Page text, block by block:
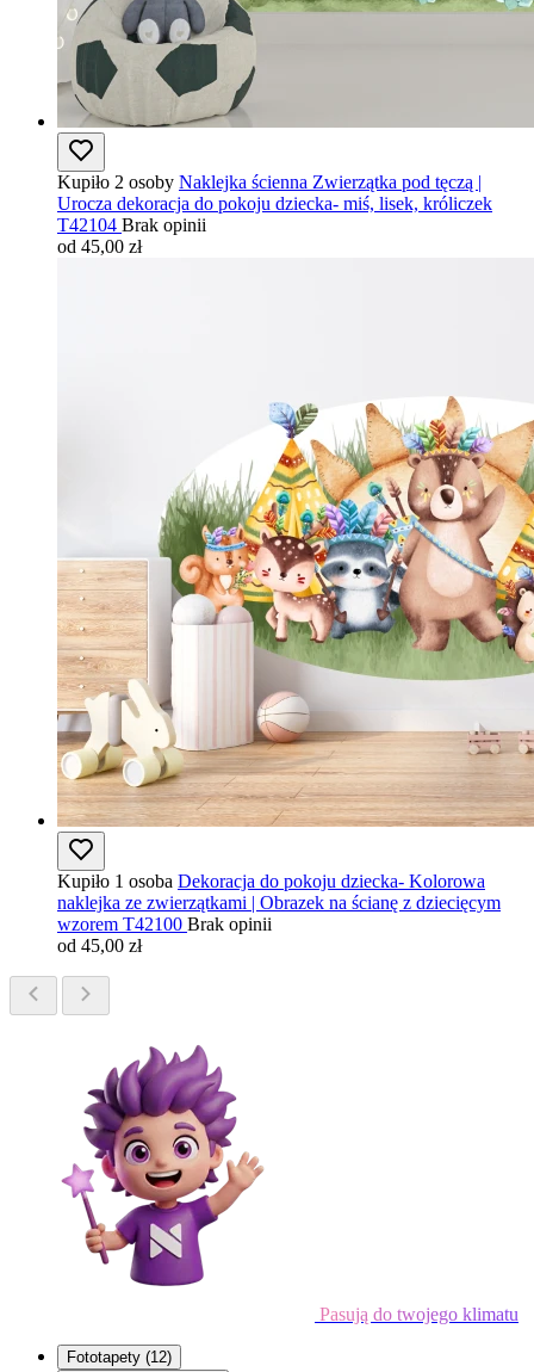
Kupiło 2 osoby Naklejka ścienna Zwierzątka pod tęczą |
Urocza dekoracja do pokoju dziecka- miś, lisek, króliczek
T42104 Brak opinii
od 45,00 zł
Kupiło 1 osoba Dekoracja do pokoju dziecka- Kolorowa
naklejka ze zwierzątkami | Obrazek na ścianę z dziecięcym
wzorem T42100 Brak opinii
od 45,00 zł
Pasują do twojego klimatu
Fototapety (12)